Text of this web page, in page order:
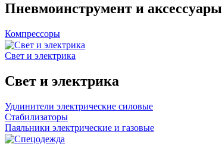
Пневмоинструмент и аксессуары
Компрессоры
Свет и электрика
Свет и электрика
Удлинители электрические силовые
Стабилизаторы
Паяльники электрические и газовые